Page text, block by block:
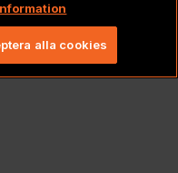
LLC. Alla
alla cookies